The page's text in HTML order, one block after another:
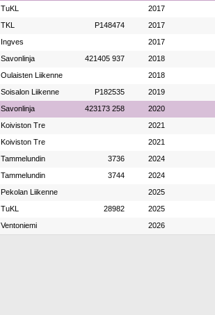
TuKL 2017
TKL P148474 2017
Ingves 2017
Savonlinja 421405 937 2018
Oulaisten Liikenne 2018
Soisalon Liikenne P182535 2019
Savonlinja 423173 258 2020
Koiviston Tre 2021
Koiviston Tre 2021
Tammelundin 3736 2024
Tammelundin 3744 2024
Pekolan Liikenne 2025
TuKL 28982 2025
Ventoniemi 2026